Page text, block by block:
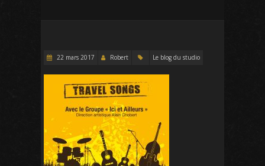
22 mars 2017 Robert Le blog du studio